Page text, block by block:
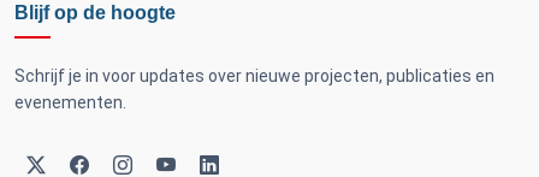
Blijf op de hoogte
Schrijf je in voor updates over nieuwe projecten, publicaties en
evenementen.